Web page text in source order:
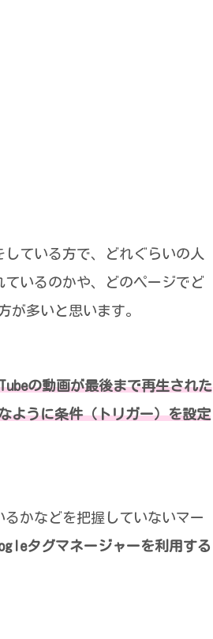
ている方で、どれぐらいの人
ているのかや、どのページでど
が多いと思います。
の動画が最後まで再生された
ように条件（トリガー）を設定
るかなどを把握していないマー
タグマネージャーを利用する